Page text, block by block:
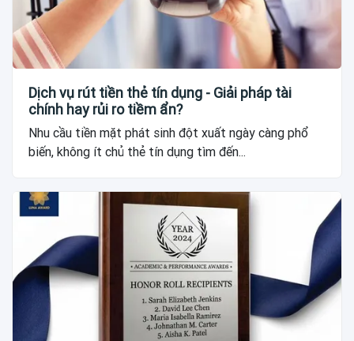
Dịch vụ rút tiền thẻ tín dụng - Giải pháp tài
chính hay rủi ro tiềm ẩn?
Nhu cầu tiền mặt phát sinh đột xuất ngày càng phổ
biến, không ít chủ thẻ tín dụng tìm đến...